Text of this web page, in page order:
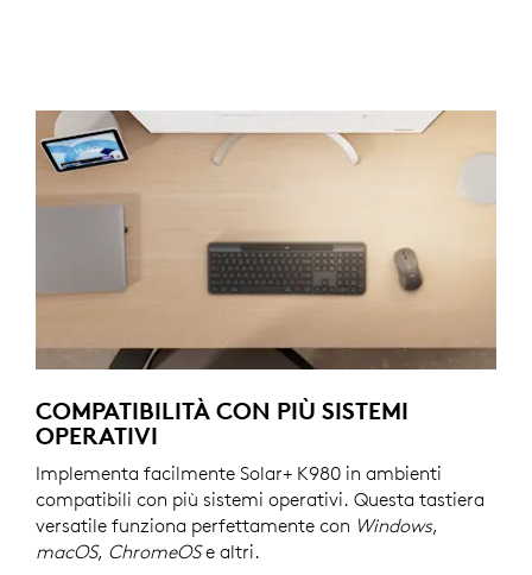
COMPATIBILITÀ CON PIÙ SISTEMI
OPERATIVI
Implementa facilmente Solar+ K980 in ambienti
compatibili con più sistemi operativi. Questa tastiera
versatile funziona perfettamente con Windows,
macOS, ChromeOSe altri.